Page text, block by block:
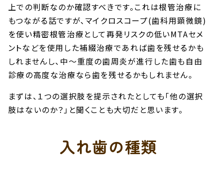
上での判断なのか確認すべきです。これは根管治療に
もつながる話ですが、マイクロスコープ(歯科用顕微鏡)
を使い精密根管治療として再発リスクの低いMTAセメ
ントなどを使用した補綴治療であれば歯を残せるかも
しれませんし、中〜重度の歯周炎が進行した歯も自由
診療の高度な治療なら歯を残せるかもしれません。
まずは、１つの選択肢を提示されたとしても「他の選択
肢はないのか？」と聞くことも大切だと思います。
入れ歯の種類